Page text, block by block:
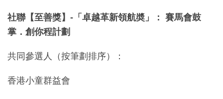
社聯【至善獎】-「卓越革新領航奬」： 賽馬會鼓
掌．創你程計劃
共同參選人（按筆劃排序）：
香港小童群益會